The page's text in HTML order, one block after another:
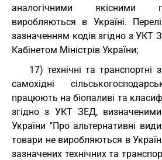
аналогічними якісними
виробляються в Україні.
зазначенням кодів згідно з УКТ
Кабінетом Міністрів України;
17) технічні та транспортні
самохідні
працюють на біопаливі та
згідно з УКТ ЗЕД,
України "Про альтернативні
товари не виробляються в
зазначених технічних та